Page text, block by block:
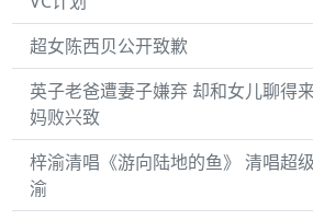
超女陈西贝公开致歉
英子老爸遭妻子嫌弃 却和女儿聊得
妈败兴致
梓渝清唱《游向陆地的鱼》 清唱超
渝